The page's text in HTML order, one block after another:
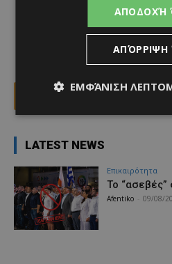
Facebook
LATEST NEWS
Επικαιρότητα
Το “ασεβές”
Afentiko 09/08/
ΑΠΟΔΟΧΉ
ΕΜΦΆΝΙΣΗ